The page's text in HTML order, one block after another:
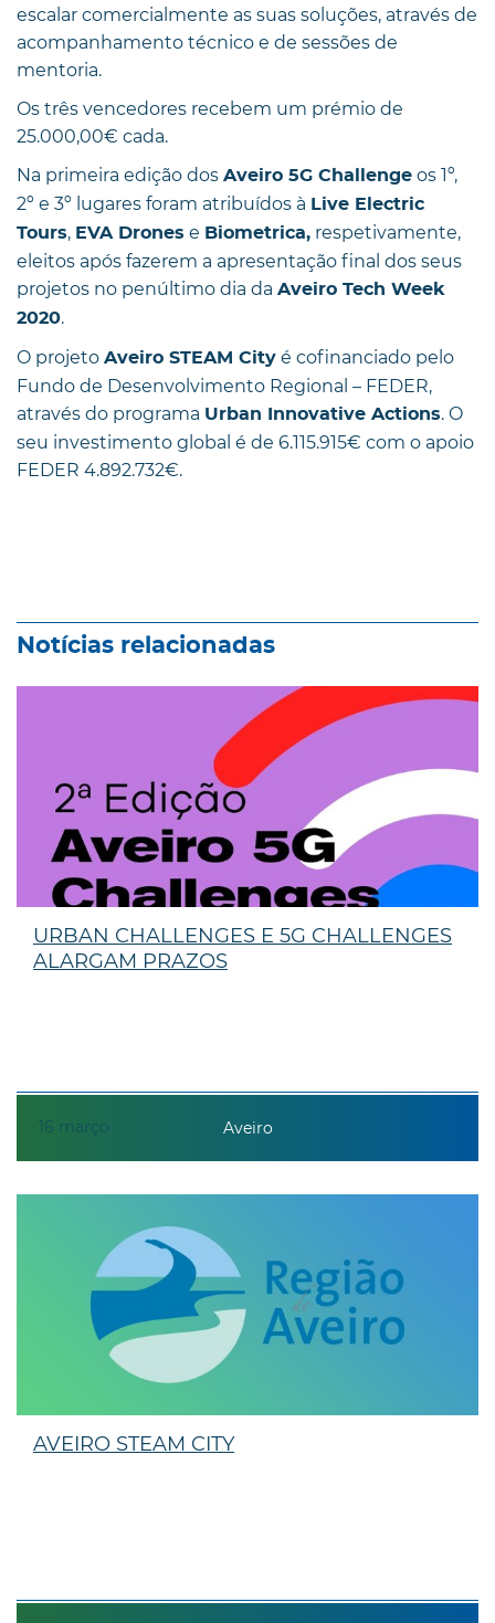
escalar comercialmente as suas soluções, através de
acompanhamento técnico e de sessões de
mentoria.
Os três vencedores recebem um prémio de
25.000,00€ cada.
Na primeira edição dos Aveiro 5G Challenge os 1º,
2º e 3º lugares foram atribuídos à Live Electric
Tours, EVA Drones e Biometrica, respetivamente,
eleitos após fazerem a apresentação final dos seus
projetos no penúltimo dia da Aveiro Tech Week
2020.
O projeto Aveiro STEAM City é cofinanciado pelo
Fundo de Desenvolvimento Regional – FEDER,
através do programa Urban Innovative Actions. O
seu investimento global é de 6.115.915€ com o apoio
FEDER 4.892.732€.
Notícias relacionadas
16 março
URBAN CHALLENGES E 5G CHALLENGES
ALARGAM PRAZOS
Aveiro
AVEIRO STEAM CITY